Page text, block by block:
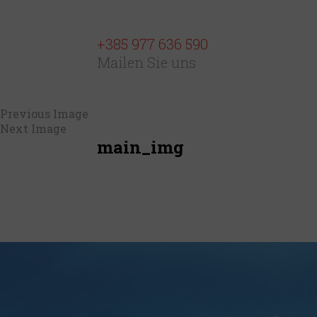
+385 977 636 590
Mailen Sie uns
Previous Image
Next Image
main_img